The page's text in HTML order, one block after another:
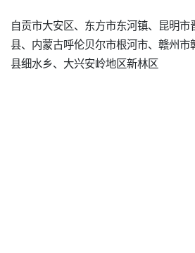
自贡市大安区、东方市东河镇、昆明市
县、内蒙古呼伦贝尔市根河市、赣州
县细水乡、大兴安岭地区新林区